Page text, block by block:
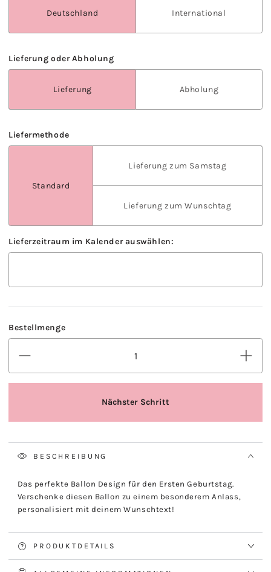
BESCHREIBUNG
Das perfekte Ballon Design für den Ersten Geburtstag.
Verschenke diesen Ballon zu einem besonderem Anlass,
personalisiert mit deinem Wunschtext!
PRODUKTDETAILS